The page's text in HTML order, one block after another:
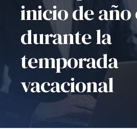
inicio de
durante la
temporada
vacacional